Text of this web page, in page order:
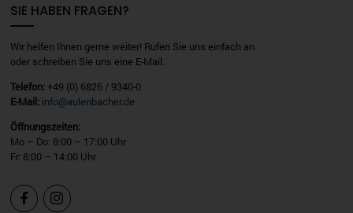
SIE HABEN FRAGEN?
Wir helfen Ihnen gerne weiter! Rufen Sie uns einfach an
oder schreiben Sie uns eine E-Mail.
Telefon:+49 (0) 6826 / 9340-0
E-Mail: info@aulenbacher.de
Öffnungszeiten:
Mo – Do: 8:00 – 17:00 Uhr
Fr: 8:00 – 14:00 Uhr
 